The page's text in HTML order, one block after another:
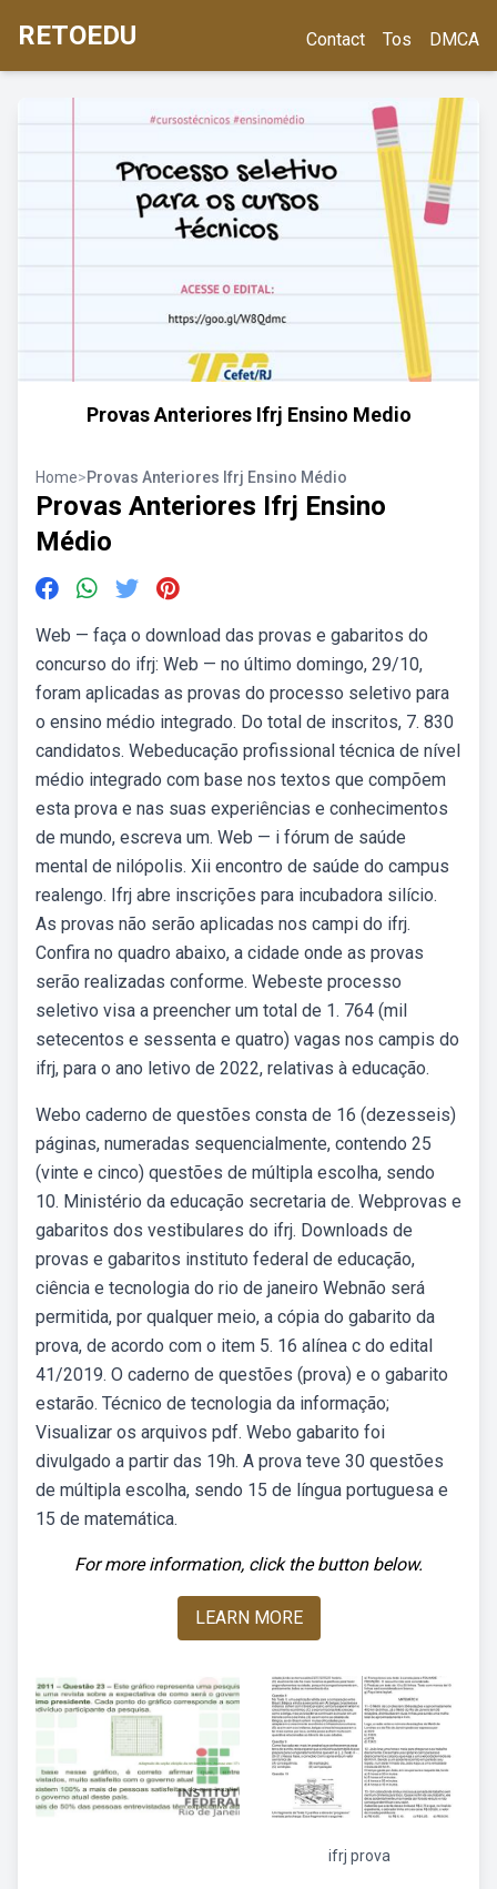
RETOEDU Contact Tos DMCA
Provas Anteriores Ifrj Ensino Medio
Home>Provas Anteriores Ifrj Ensino Médio
Provas Anteriores Ifrj Ensino
Médio
Web — faça o download das provas e gabaritos do
concurso do ifrj: Web — no último domingo, 29/10,
foram aplicadas as provas do processo seletivo para
o ensino médio integrado. Do total de inscritos, 7. 830
candidatos. Webeducação profissional técnica de nível
médio integrado com base nos textos que compõem
esta prova e nas suas experiências e conhecimentos
de mundo, escreva um. Web — i fórum de saúde
mental de nilópolis. Xii encontro de saúde do campus
realengo. Ifrj abre inscrições para incubadora silício.
As provas não serão aplicadas nos campi do ifrj.
Confira no quadro abaixo, a cidade onde as provas
serão realizadas conforme. Webeste processo
seletivo visa a preencher um total de 1. 764 (mil
setecentos e sessenta e quatro) vagas nos campis do
ifrj, para o ano letivo de 2022, relativas à educação.
Webo caderno de questões consta de 16 (dezesseis)
páginas, numeradas sequencialmente, contendo 25
(vinte e cinco) questões de múltipla escolha, sendo
10. Ministério da educação secretaria de. Webprovas e
gabaritos dos vestibulares do ifrj. Downloads de
provas e gabaritos instituto federal de educação,
ciência e tecnologia do rio de janeiro Webnão será
permitida, por qualquer meio, a cópia do gabarito da
prova, de acordo com o item 5. 16 alínea c do edital
41/2019. O caderno de questões (prova) e o gabarito
estarão. Técnico de tecnologia da informação;
Visualizar os arquivos pdf. Webo gabarito foi
divulgado a partir das 19h. A prova teve 30 questões
de múltipla escolha, sendo 15 de língua portuguesa e
15 de matemática.
For more information, click the button below.
LEARN MORE
ifrj prova